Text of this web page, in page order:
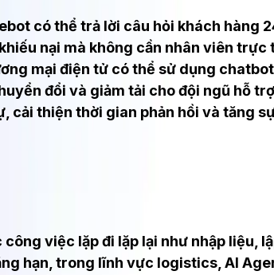
có thể trả lời câu hỏi khách hàng
nại mà không cần nhân viên trực
mại điện tử có thể sử dụng
đổi và giảm tải cho đội ngũ hỗ
cải thiện thời gian phản hồi và tăng
việc lặp đi lặp lại như nhập liệu,
hạn, trong lĩnh vực logistics, AI